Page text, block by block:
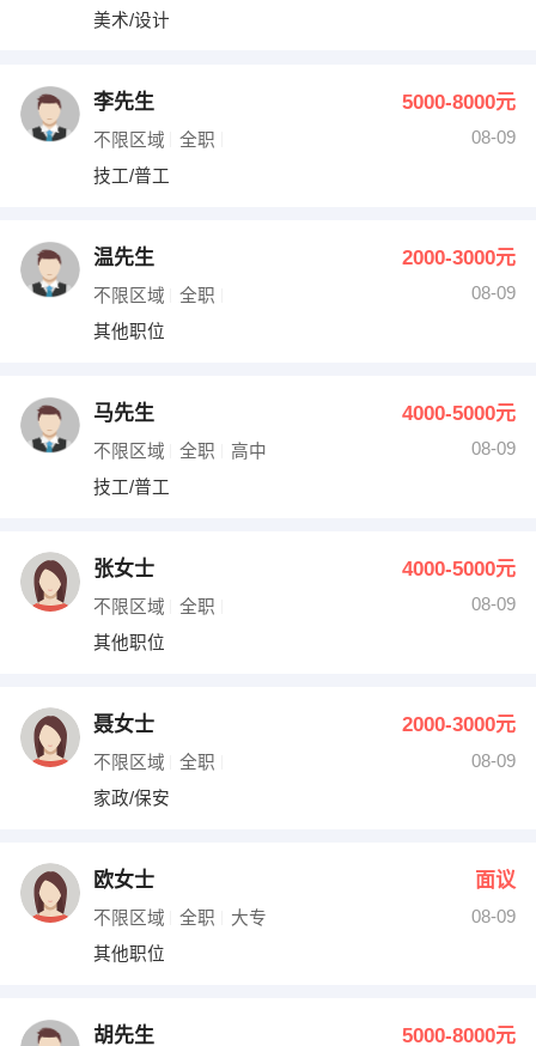
美术/设计
李先生 5000-8000元
不限区域 全职
08-09
技工/普工
温先生 2000-3000元
不限区域 全职
08-09
其他职位
马先生 4000-5000元
不限区域 全职 高中
08-09
技工/普工
张女士 4000-5000元
不限区域 全职
08-09
其他职位
聂女士 2000-3000元
不限区域 全职
08-09
家政/保安
欧女士 面议
不限区域 全职 大专
08-09
其他职位
胡先生 5000-8000元